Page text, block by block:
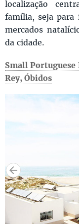
localização
família, seja
mercados
da cidade.
Small
Rey, Óbidos